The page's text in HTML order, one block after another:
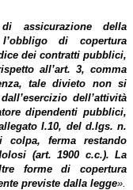
assicurazione della
l’obbligo di copertura
dei contratti pubblici,
all’art. 3, comma
tale divieto non si
dell’attività
dipendenti pubblici,
I.10, del d.lgs. n.
colpa, ferma restando
(art. 1900 c.c.). La
forme di copertura
previste dalla legge».